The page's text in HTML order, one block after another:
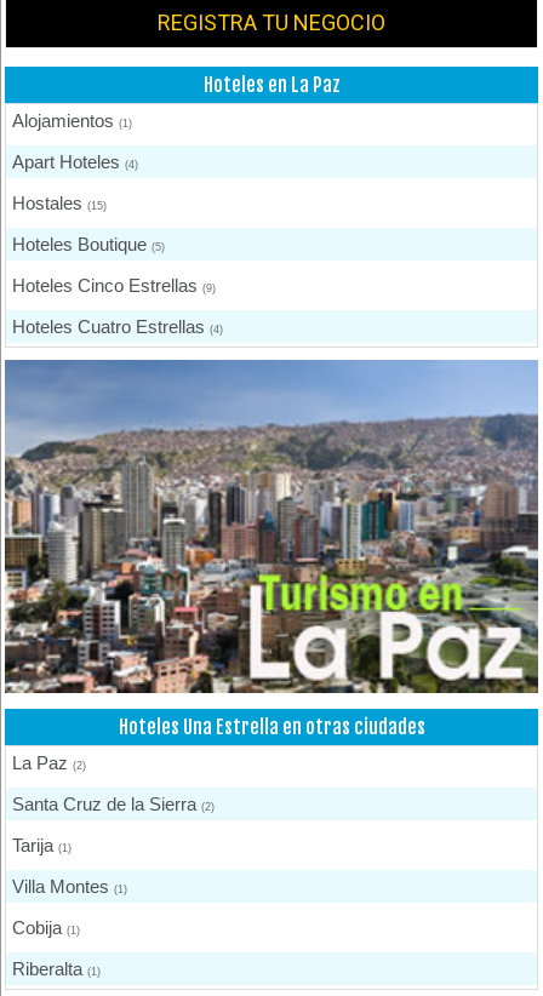
REGISTRA TU NEGOCIO
Hoteles en La Paz
Alojamientos(1)
Apart Hoteles(4)
Hostales(15)
Hoteles Boutique(5)
Hoteles Cinco Estrellas(9)
Hoteles Cuatro Estrellas(4)
Hoteles Una Estrella(2)
Otros Hoteles (5)
Residenciales (3)
Hoteles Una Estrella en otras ciudades
La Paz(2)
Santa Cruz de la Sierra(2)
Tarija(1)
Villa Montes(1)
Cobija(1)
Riberalta(1)